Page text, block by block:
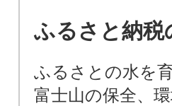
ふるさと納税
ふるさとの水を
富士山の保全、